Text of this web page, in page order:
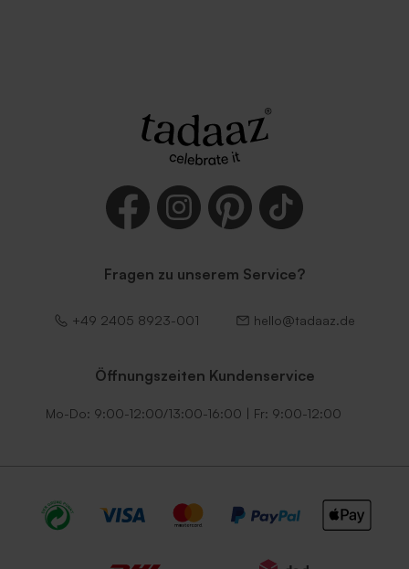
Fragen zu unserem Service?
+49 2405 8923-001 hello@tadaaz.de
Öffnungszeiten Kundenservice
Mo-Do: 9:00-12:00/13:00-16:00 | Fr: 9:00-12:00